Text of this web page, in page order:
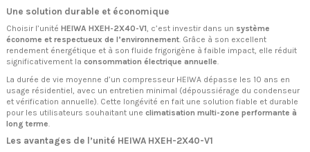
Une solution durable et économique
Choisir l’unité HEIWA HXEH-2X40-V1, c’est investir dans un système
économe et respectueux de l’environnement. Grâce à son excellent
rendement énergétique et à son fluide frigorigène à faible impact, elle réduit
significativement la consommation électrique annuelle.
La durée de vie moyenne d’un compresseur HEIWA dépasse les 10 ans en
usage résidentiel, avec un entretien minimal (dépoussiérage du condenseur
et vérification annuelle). Cette longévité en fait une solution fiable et durable
pour les utilisateurs souhaitant une climatisation multi-zone performante à
long terme
Les avantages de l’unité HEIWA HXEH-2X40-V1